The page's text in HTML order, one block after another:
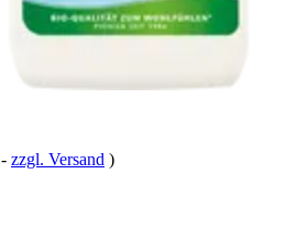
- zzgl. Versand )